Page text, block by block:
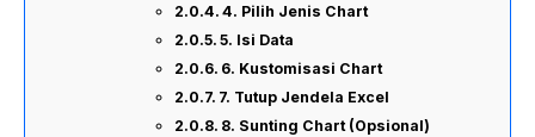
4. Pilih Jenis Chart
5. Isi Data
6. Kustomisasi Chart
7. Tutup Jendela Excel
8. Sunting Chart (Opsional)